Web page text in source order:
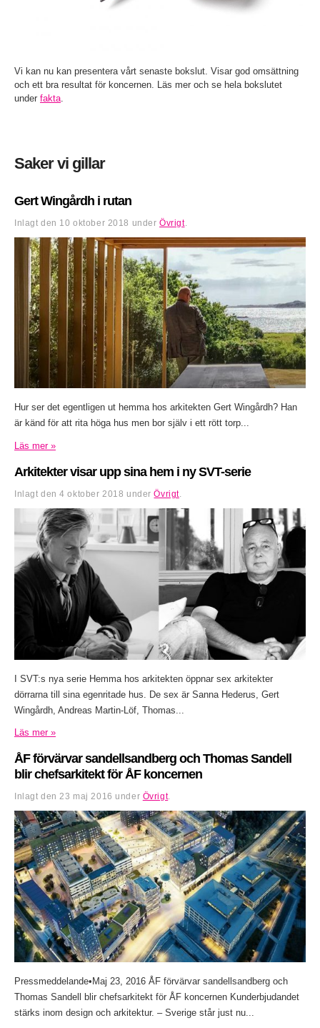
Vi kan nu kan presentera vårt senaste bokslut. Visar god omsättning
och ett bra resultat för koncernen. Läs mer och se hela bokslutet
under fakta.
Saker vi gillar
Gert Wingårdh i rutan
Inlagt den 10 oktober 2018 underÖvrigt.
Hur ser det egentligen ut hemma hos arkitekten Gert Wingårdh? Han
är känd för att rita höga hus men bor själv i ett rött torp...
Läs mer »
Arkitekter visar upp sina hem i ny SVT-serie
Inlagt den4 oktober 2018 underÖvrigt.
I SVT:s nya serie Hemma hos arkitekten öppnar sex arkitekter
dörrarna till sina egenritade hus. De sex är Sanna Hederus, Gert
Wingårdh, Andreas Martin-Löf, Thomas...
Läs mer »
ÅF förvärvar sandellsandberg och Thomas Sandell
blir chefsarkitekt för ÅF koncernen
Inlagt den 23 maj 2016 under Övrigt.
Pressmeddelande•Maj 23, 2016 ÅF förvärvar sandellsandberg och
Thomas Sandell blir chefsarkitekt för ÅF koncernen Kunderbjudandet
stärks inom design och arkitektur. – Sverige står just nu...